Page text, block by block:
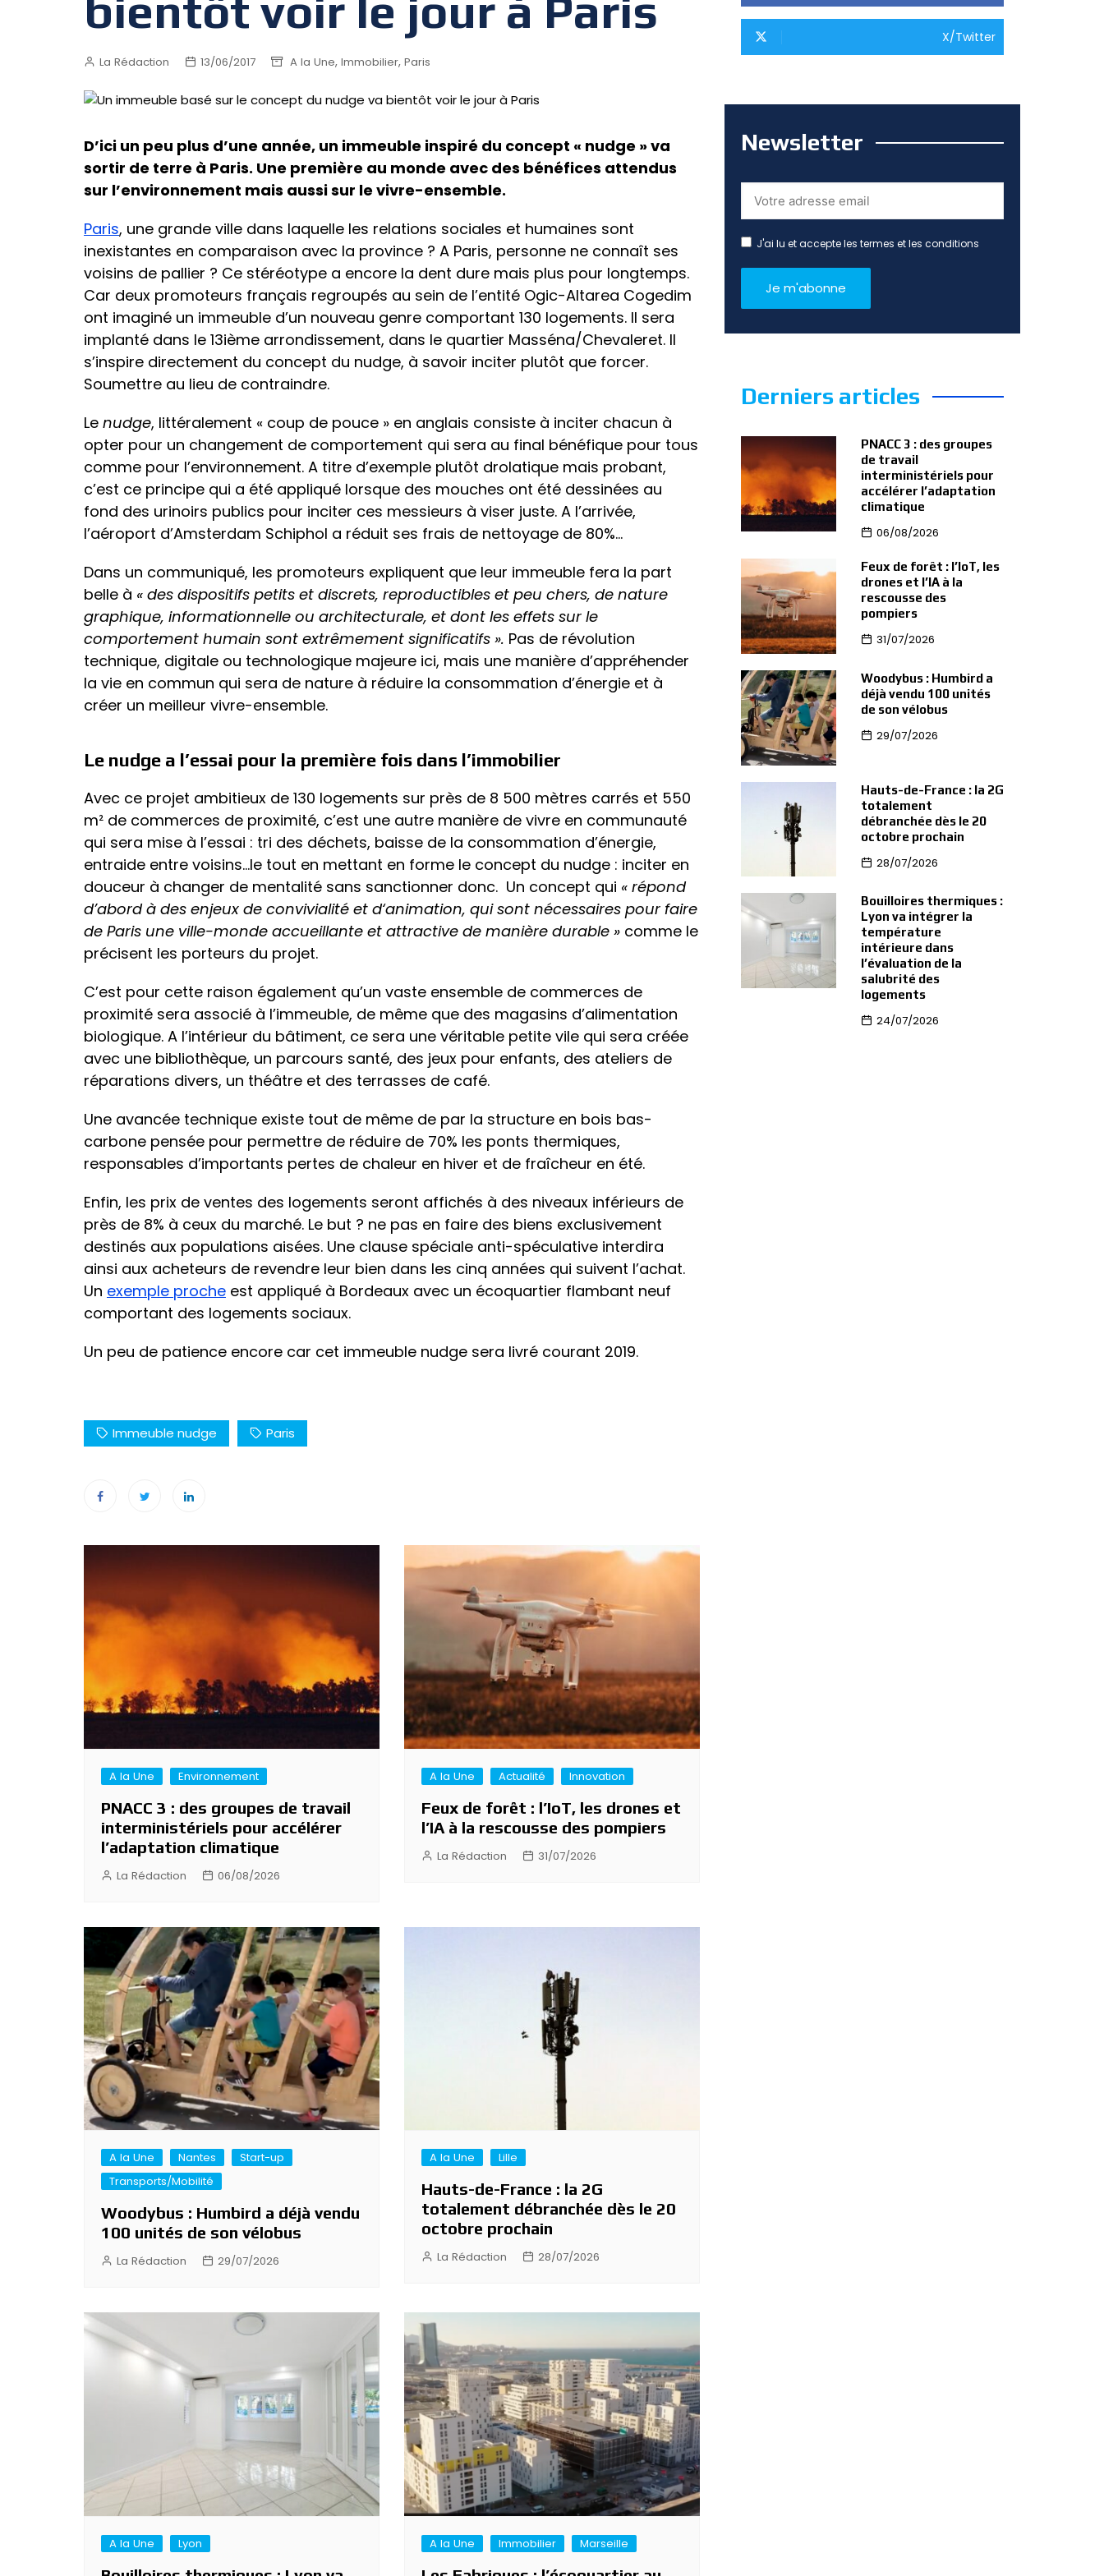
La Rédaction 13/06/2017 A la Une, Immobilier, Paris
D’ici un peu plus d’une année, un immeuble inspiré du concept « nudge » va
sortir de terre à Paris. Une première au monde avec des bénéfices attendus
sur l’environnement mais aussi sur le vivre-ensemble.
Paris, une grande ville dans laquelle les relations sociales et humaines sont
inexistantes en comparaison avec la province ? A Paris, personne ne connaît ses
voisins de pallier ? Ce stéréotype a encore la dent dure mais plus pour longtemps.
Car deux promoteurs français regroupés au sein de l’entité Ogic-Altarea Cogedim
ont imaginé un immeuble d’un nouveau genre comportant 130 logements. Il sera
implanté dans le 13ième arrondissement, dans le quartier Masséna/Chevaleret. Il
s’inspire directement du concept du nudge, à savoir inciter plutôt que forcer.
Soumettre au lieu de contraindre.
Le nudge, littéralement « coup de pouce » en anglais consiste à inciter chacun à
opter pour un changement de comportement qui sera au final bénéfique pour tous
comme pour l’environnement. A titre d’exemple plutôt drolatique mais probant,
c’est ce principe qui a été appliqué lorsque des mouches ont été dessinées au
fond des urinoirs publics pour inciter ces messieurs à viser juste. A l’arrivée,
l’aéroport d’Amsterdam Schiphol a réduit ses frais de nettoyage de 80%…
Dans un communiqué, les promoteurs expliquent que leur immeuble fera la part
belle à « des dispositifs petits et discrets, reproductibles et peu chers, de nature
graphique, informationnelle ou architecturale, et dont les effets sur le
comportement humain sont extrêmement significatifs ». Pas de révolution
technique, digitale ou technologique majeure ici, mais une manière d’appréhender
la vie en commun qui sera de nature à réduire la consommation d’énergie et à
créer un meilleur vivre-ensemble.
Le nudge a l’essai pour la première fois dans l’immobilier
Avec ce projet ambitieux de 130 logements sur près de 8 500 mètres carrés et 550
m² de commerces de proximité, c’est une autre manière de vivre en communauté
qui sera mise à l’essai : tri des déchets, baisse de la consommation d’énergie,
entraide entre voisins…le tout en mettant en forme le concept du nudge : inciter en
douceur à changer de mentalité sans sanctionner donc. Un concept qui « répond
d’abord à des enjeux de convivialité et d‘animation, qui sont nécessaires pour faire
de Paris une ville-monde accueillante et attractive de manière durable » comme le
précisent les porteurs du projet.
C’est pour cette raison également qu’un vaste ensemble de commerces de
proximité sera associé à l’immeuble, de même que des magasins d’alimentation
biologique. A l’intérieur du bâtiment, ce sera une véritable petite vile qui sera créée
avec une bibliothèque, un parcours santé, des jeux pour enfants, des ateliers de
réparations divers, un théâtre et des terrasses de café.
Une avancée technique existe tout de même de par la structure en bois bas-
carbone pensée pour permettre de réduire de 70% les ponts thermiques,
responsables d’importants pertes de chaleur en hiver et de fraîcheur en été.
Enfin, les prix de ventes des logements seront affichés à des niveaux inférieurs de
près de 8% à ceux du marché. Le but ? ne pas en faire des biens exclusivement
destinés aux populations aisées. Une clause spéciale anti-spéculative interdira
ainsi aux acheteurs de revendre leur bien dans les cinq années qui suivent l’achat.
Un exemple proche est appliqué à Bordeaux avec un écoquartier flambant neuf
comportant des logements sociaux.
Un peu de patience encore car cet immeuble nudge sera livré courant 2019.
Immeuble nudge Paris
de
l’article
A la Une Environnement
PNACC 3 : des groupes de travail
interministériels pour accélérer
l’adaptation climatique
La Rédaction 06/08/2026
A la Une Actualité Innovation
Feux de forêt : l’IoT, les drones et
l’IA à la rescousse des pompiers
La Rédaction 31/07/2026
A la Une Nantes
Start-up
Transports/Mobilité
Woodybus : Humbird a déjà vendu
100 unités de son vélobus
La Rédaction 29/07/2026
A la Une Lille
Hauts-de-France : la 2G
totalement débranchée dès le 20
octobre prochain
La Rédaction 28/07/2026
A la Une Lyon A la Une Immobilier Marseille
X/Twitter
Newsletter
J'ai lu et accepte les termes et les conditions
Derniers articles
PNACC 3 : des groupes
de travail
interministériels pour
accélérer l’adaptation
climatique
06/08/2026
Feux de forêt : l’IoT, les
drones et l’IA à la
rescousse des
pompiers
31/07/2026
Woodybus : Humbird a
déjà vendu 100 unités
de son vélobus
29/07/2026
Hauts-de-France : la 2G
totalement
débranchée dès le 20
octobre prochain
28/07/2026
Bouilloires thermiques :
Lyon va intégrer la
température
intérieure dans
l’évaluation de la
salubrité des
logements
24/07/2026